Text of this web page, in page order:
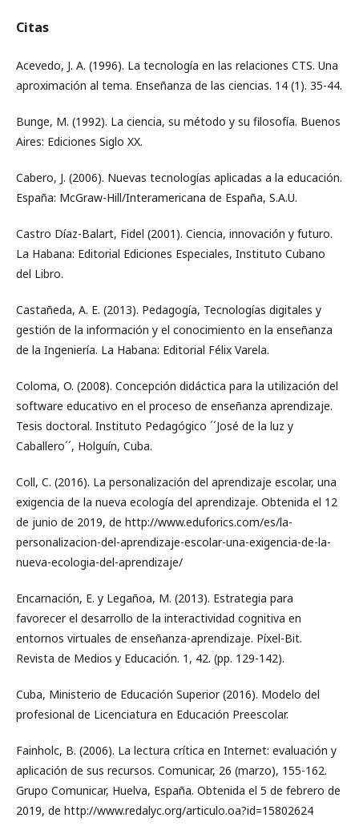
Citas
Acevedo, J. A. (1996). La tecnología en las relaciones CTS. Una
aproximación al tema. Enseñanza de las ciencias. 14 (1). 35-44.
Bunge, M. (1992). La ciencia, su método y su filosofía. Buenos
Aires: Ediciones Siglo XX.
Cabero, J. (2006). Nuevas tecnologías aplicadas a la educación.
España: McGraw-Hill/Interamericana de España, S.A.U.
Castro Díaz-Balart, Fidel (2001). Ciencia, innovación y futuro.
La Habana: Editorial Ediciones Especiales, Instituto Cubano
del Libro.
Castañeda, A. E. (2013). Pedagogía, Tecnologías digitales y
gestión de la información y el conocimiento en la enseñanza
de la Ingeniería. La Habana: Editorial Félix Varela.
Coloma, O. (2008). Concepción didáctica para la utilización del
software educativo en el proceso de enseñanza aprendizaje.
Tesis doctoral. Instituto Pedagógico ´´José de la luz y
Caballero´´, Holguín, Cuba.
Coll, C. (2016). La personalización del aprendizaje escolar, una
exigencia de la nueva ecología del aprendizaje. Obtenida el 12
de junio de 2019, de http://www.eduforics.com/es/la-
personalizacion-del-aprendizaje-escolar-una-exigencia-de-la-
nueva-ecologia-del-aprendizaje/
Encarnación, E. y Legañoa, M. (2013). Estrategia para
favorecer el desarrollo de la interactividad cognitiva en
entornos virtuales de enseñanza-aprendizaje. Píxel-Bit.
Revista de Medios y Educación. 1, 42. (pp. 129-142).
Cuba, Ministerio de Educación Superior (2016). Modelo del
profesional de Licenciatura en Educación Preescolar.
Fainholc, B. (2006). La lectura crítica en Internet: evaluación y
aplicación de sus recursos. Comunicar, 26 (marzo), 155-162.
Grupo Comunicar, Huelva, España. Obtenida el 5 de febrero de
2019, de http://www.redalyc.org/articulo.oa?id=15802624